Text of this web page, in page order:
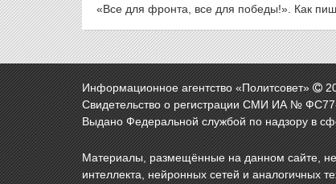
«Все для фронта, все для победы!». Как
Информационное агентство «Политсовет»
Свидетельство о регистрации СМИ ИА №
Выдано Федеральной службой по надзору в
Материалы, размещённые на данном сайте, не
интеллекта, нейронных сетей и аналогичных